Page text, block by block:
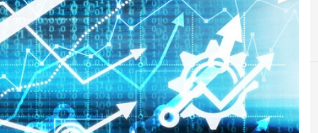
Big Data e Analytics